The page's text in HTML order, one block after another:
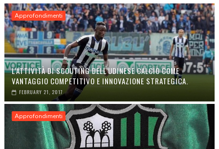
Approfondimenti
L’ATTIVITÀ DI SCOUTING DELL’UDINESE CALCIO COME
VANTAGGIO COMPETITIVO E INNOVAZIONE STRATEGICA.
FEBRUARY 21, 2017
Approfondimenti